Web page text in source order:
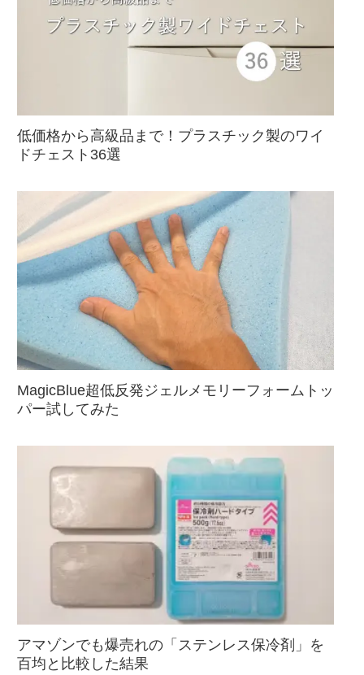
低価格から高級品まで！プラスチック製のワイ
ドチェスト36選
MagicBlue超低反発ジェルメモリーフォームトッ
パー試してみた
アマゾンでも爆売れの「ステンレス保冷剤」を
百均と比較した結果